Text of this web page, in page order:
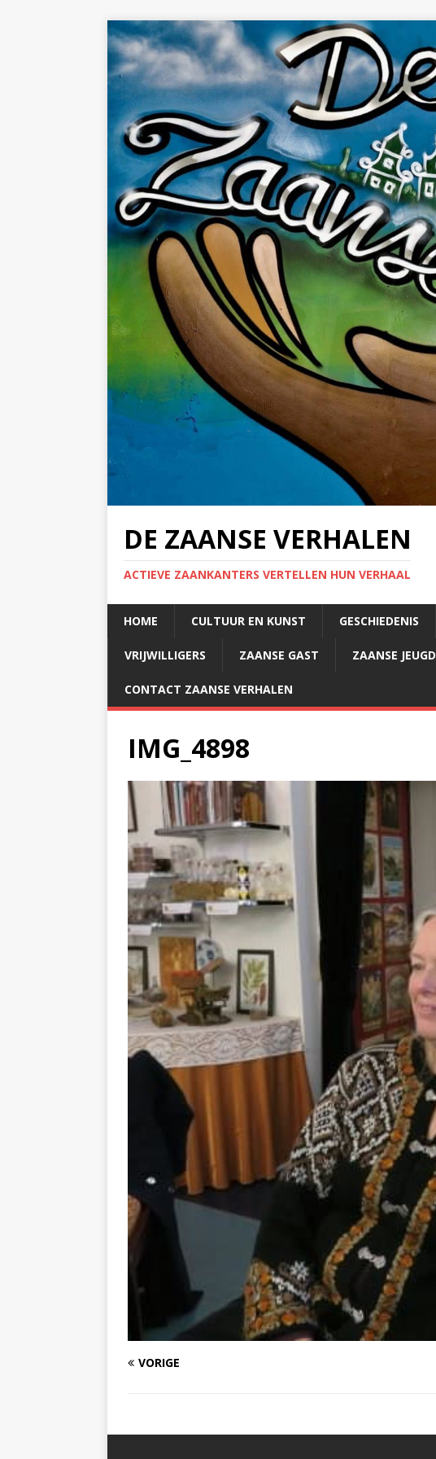
DE ZAANSE VERHALEN
ACTIEVE ZAANKANTERS VERTELLEN HUN VERHAAL
HOME CULTUUR EN KUNST GESCHIEDENIS
VRIJWILLIGERS ZAANSE GAST ZAANSE JEUGD
CONTACT ZAANSE VERHALEN
IMG_4898
VORIGE